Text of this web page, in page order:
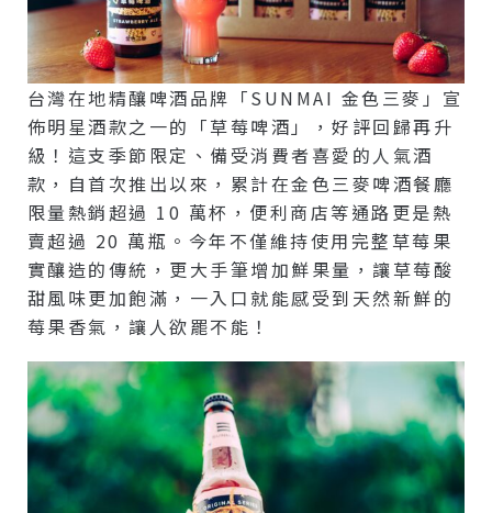
台灣在地精釀啤酒品牌「SUNMAI 金色三麥」宣
佈明星酒款之一的「草莓啤酒」，好評回歸再升
級！這支季節限定、備受消費者喜愛的人氣酒
款，自首次推出以來，累計在金色三麥啤酒餐廳
限量熱銷超過 10 萬杯，便利商店等通路更是熱
賣超過 20 萬瓶。今年不僅維持使用完整草莓果
實釀造的傳統，更大手筆增加鮮果量，讓草莓酸
甜風味更加飽滿，一入口就能感受到天然新鮮的
莓果香氣，讓人欲罷不能！